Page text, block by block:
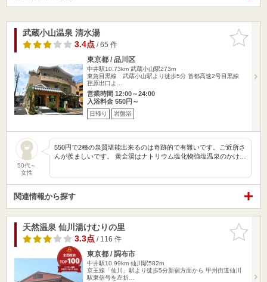
お気に入
りに追加
武蔵小山温泉 清水湯
3.4点/ 65 件
東京都 / 品川区
中井駅10.73km 武蔵小山駅273m
東急目黒線 武蔵小山駅より徒歩5分 首都高速2号目黒線
荏原出口よ…
営業時間 12:00～24:00
入浴料金 550円～
日帰り 岩盤浴
50代～
女性
550円で2種の泉質堪能出来るのは奇跡的で有難いです。ご近所さ
んが羨ましいです。 黄金湯はナトリウム塩化物強塩温泉のかけ…
関連情報から探す
お気に入
りに追加
天然温泉 仙川湯けむりの里
3.3点/ 116 件
東京都 / 調布市
中井駅10.99km 仙川駅582m
京王線「仙川」駅より徒歩5分新宿方面から 甲州街道仙川
駅東信号を左折…